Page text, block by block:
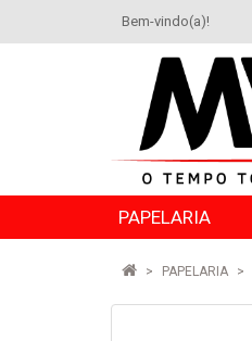
Bem-vindo(a)!
PAPELARIA
PAPELARIA